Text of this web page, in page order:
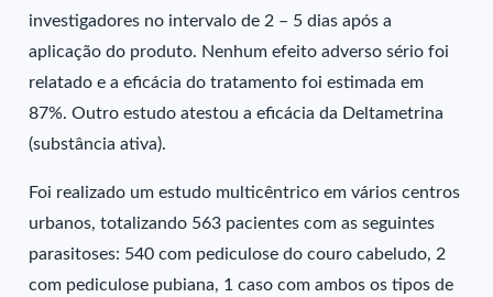
investigadores no intervalo de 2 – 5 dias após a
aplicação do produto. Nenhum efeito adverso sério foi
relatado e a eficácia do tratamento foi estimada em
87%. Outro estudo atestou a eficácia da Deltametrina
(substância ativa).
Foi realizado um estudo multicêntrico em vários centros
urbanos, totalizando 563 pacientes com as seguintes
parasitoses: 540 com pediculose do couro cabeludo, 2
com pediculose pubiana, 1 caso com ambos os tipos de